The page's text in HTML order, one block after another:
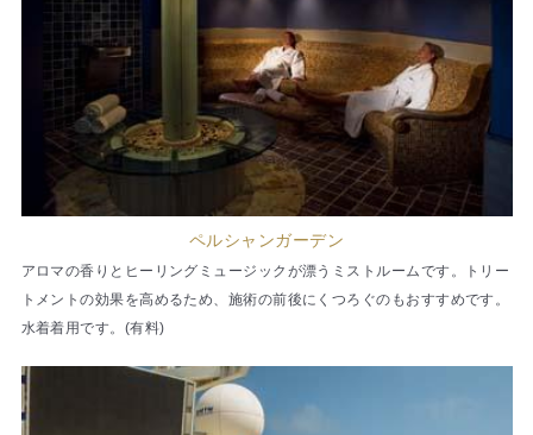
ペルシャンガーデン
アロマの香りとヒーリングミュージックが漂うミストルームです。トリー
トメントの効果を高めるため、施術の前後にくつろぐのもおすすめです。
水着着用です。(有料)